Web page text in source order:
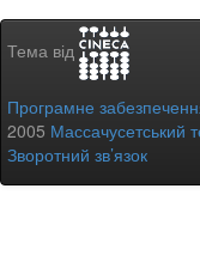
Тема від
Програмне
2005 Массачусетський
Зворотний зв’язок